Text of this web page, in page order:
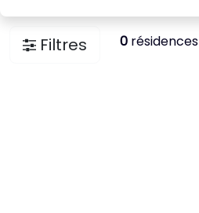
Filtres 0 résidences